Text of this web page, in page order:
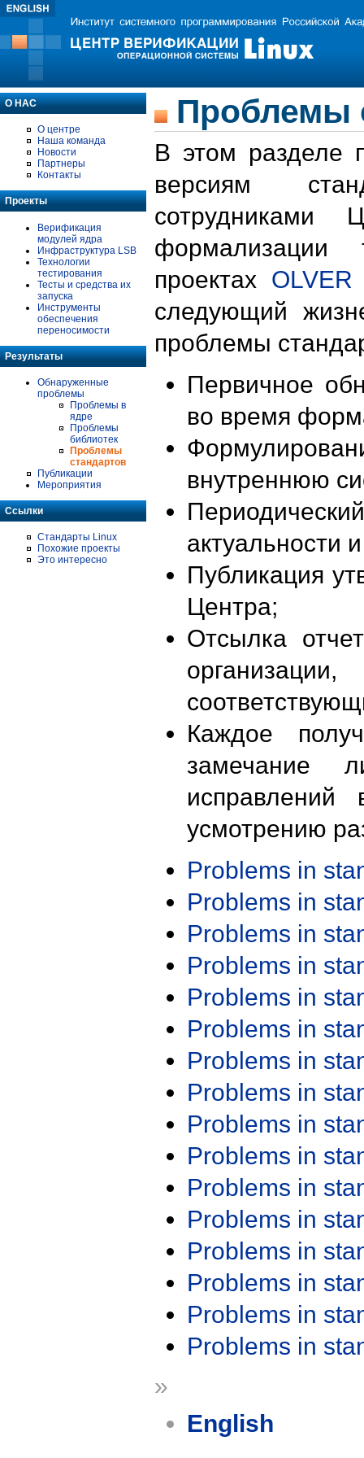
О НАС
О центре
Наша команда
Новости
Партнеры
Контакты
Проекты
Верификация
модулей ядра
Инфраструктура LSB
Технологии
тестирования
Тесты и средства их
запуска
Инструменты
обеспечения
переносимости
Результаты
Обнаруженные
проблемы
Проблемы в
ядре
Проблемы
библиотек
Проблемы
стандартов
Публикации
Мероприятия
Ссылки
Стандарты Linux
Похожие проекты
Это интересно
Проблемы
В этом разделе
версиям
формализации
проектах OLVER
следующий
проблемы
Первичное
во время
внутреннюю
актуальности
Публикация
Центра;
Отсылка
Каждое
замечание
исправлений
усмотрению
Problems in
Problems in
Problems in
Problems in
Problems in
Problems in
Problems in
Problems in
Problems in
Problems in
Problems in
Problems in
Problems in
Problems in
Problems in
Problems in
»
English